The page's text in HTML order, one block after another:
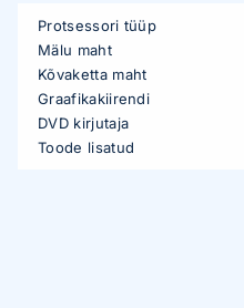
Protsessori tüüp
Mälu maht
Kõvaketta maht
Graafikakiirendi
DVD kirjutaja
Toode lisatud